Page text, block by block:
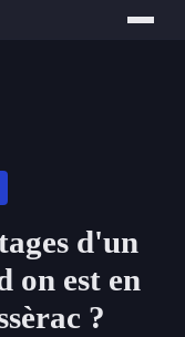
d'un
on est en
?